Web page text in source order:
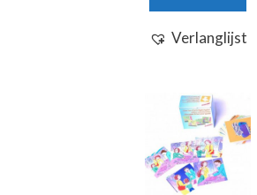
Verlanglijst